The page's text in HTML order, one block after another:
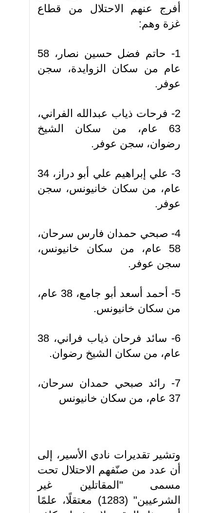
أفرج عنهم الاحتلال من قطاع
غزة وهم:
1- حاتم فضل حسين نصار، 58
عام من سكان الزوايدة، سجن
عوفر.
2- فرحات ذياب عبدالله الفراني،
63 عام، من سكان الشيخ
رضوان، سجن عوفر.
3- علي إبراهيم علي أبو دراز، 34
عام، من سكان خانيونس، سجن
عوفر.
4- صبحي حمدان فارس سرحان،
58 عام، من سكان خانيونس،
سجن عوفر.
5- أحمد أسعد أبو جامع، 38 عام،
من سكان خانيونس.
6- سائد فرحان ذياب فراني، 38
عام، من سكان الشيخ رضوان.
7- رائد صبحي حمدان سرحان،
37 عام، من سكان خانيونس
وتشير تقديرات نادي الأسير، إلى
أن عدد من صنّفهم الاحتلال تحت
مسمى "المقاتلين غير
الشرعيين" (1283) معتقلًا، علمًا